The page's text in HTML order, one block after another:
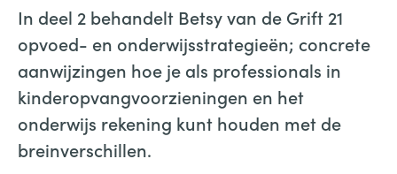
In deel 2 behandelt Betsy van de Grift 21
opvoed- en onderwijsstrategieën; concrete
aanwijzingen hoe je als professionals in
kinderopvangvoorzieningen en het
onderwijs rekening kunt houden met de
breinverschillen.